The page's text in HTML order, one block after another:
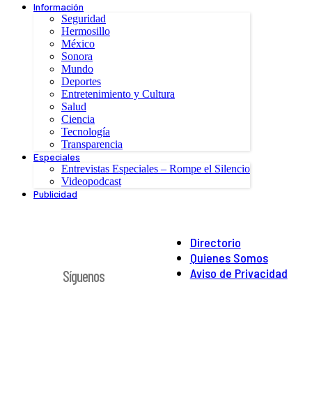
Información
Seguridad
Hermosillo
México
Sonora
Mundo
Deportes
Entretenimiento y Cultura
Salud
Ciencia
Tecnología
Transparencia
Especiales
Entrevistas Especiales – Rompe el Silencio
Videopodcast
Publicidad
Directorio
Quienes Somos
Aviso de Privacidad
Síguenos